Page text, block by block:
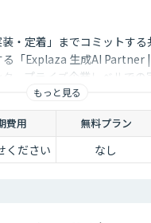
装・定着」までコミットす
「Explaza 生成AI Partner
ープライズ企業レベルでの
AIネイティブ人材・組織の
創出します。
もっと見る
費用 無料プラン
ください なし